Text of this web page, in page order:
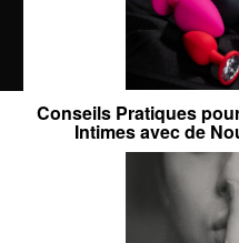
Conseils Pratiques
Intimes avec de